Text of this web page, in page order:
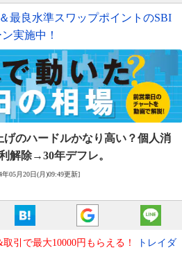
最良水準スワップポイントのSBI
実施中！
げのハードルかなり高い？個人消
解除→30年デフレ。
年05月20日(月)09:49更新]
引で最大10000円もらえる！
トレイダ